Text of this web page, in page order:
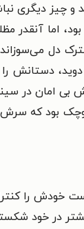
و چیز دیگری
اما آنقدر
دل
دستانش
بی امان در
بود که
خودش را
در خود